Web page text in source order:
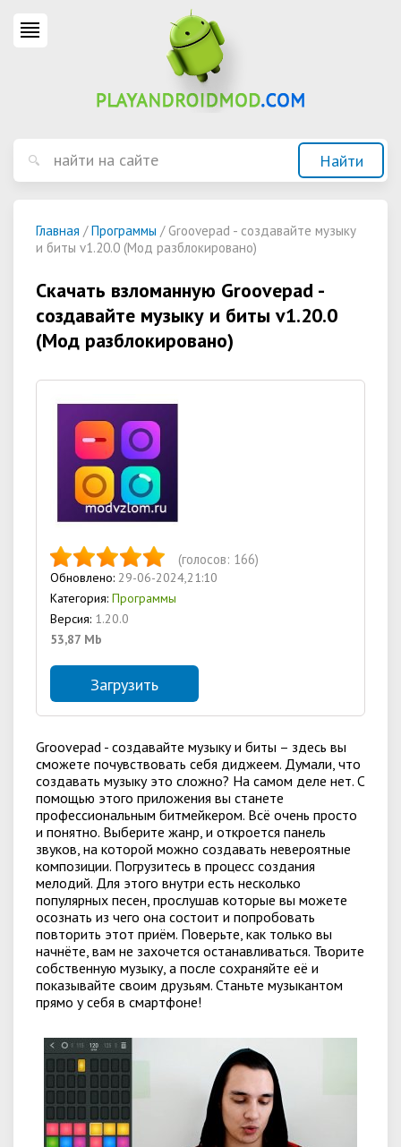
Главная /Программы / Groovepad - создавайте музыку
и биты v1.20.0 (Мод разблокировано)
Скачать взломанную Groovepad -
создавайте музыку и биты v1.20.0
(Мод разблокировано)
(голосов: 166)
Обновлено: 29-06-2024,21:10
Категория: Программы
Версия: 1.20.0
53,87 Mb
Загрузить
Groovepad - создавайте музыку и биты – здесь вы
сможете почувствовать себя диджеем. Думали, что
создавать музыку это сложно? На самом деле нет. С
помощью этого приложения вы станете
профессиональным битмейкером. Всё очень просто
и понятно. Выберите жанр, и откроется панель
звуков, на которой можно создавать невероятные
композиции. Погрузитесь в процесс создания
мелодий. Для этого внутри есть несколько
популярных песен, прослушав которые вы можете
осознать из чего она состоит и попробовать
повторить этот приём. Поверьте, как только вы
начнёте, вам не захочется останавливаться. Творите
собственную музыку, а после сохраняйте её и
показывайте своим друзьям. Станьте музыкантом
прямо у себя в смартфоне!